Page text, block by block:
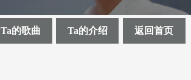
Ta的歌曲 Ta的介绍 返回首页